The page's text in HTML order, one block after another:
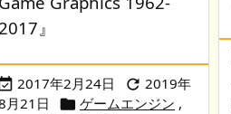
2017』
2017年2月24日  2019年
月21日
 ゲームエンジン ,